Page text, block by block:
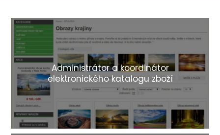
Administrátor a koordinátor
elektronického katalogu zboží